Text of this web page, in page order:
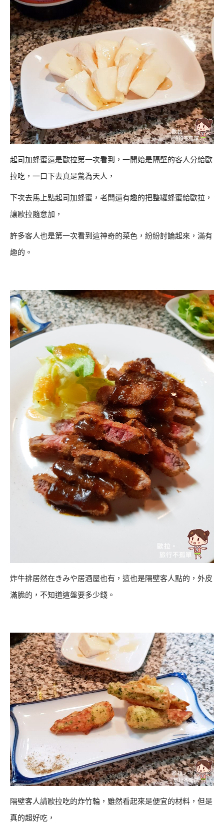
起司加蜂蜜還是歐拉第一次看到，一開始是隔壁的客人分給歐
拉吃，一口下去真是驚為天人，
下次去馬上點起司加蜂蜜，老闆還有趣的把整罐蜂蜜給歐拉，
讓歐拉隨意加，
許多客人也是第一次看到這神奇的菜色，紛紛討論起來，滿有
趣的。
炸牛排居然在きみや居酒屋也有，這也是隔壁客人點的，外皮
滿脆的，不知道這盤要多少錢。
隔壁客人請歐拉吃的炸竹輪，雖然看起來是便宜的材料，但是
真的超好吃，